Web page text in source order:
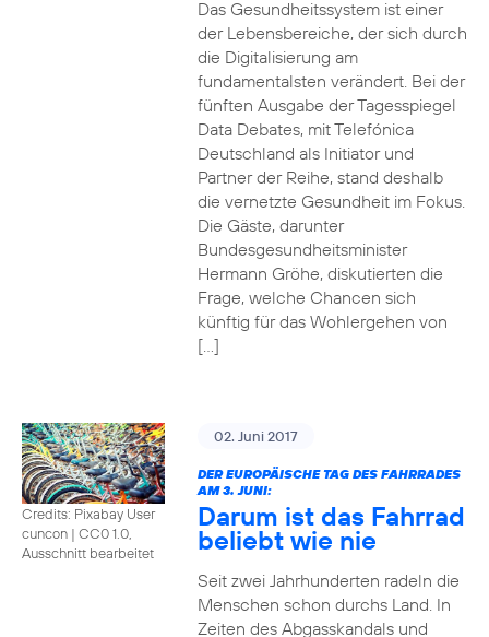
Das Gesundheitssystem ist einer
der Lebensbereiche, der sich durch
die Digitalisierung am
fundamentalsten verändert. Bei der
fünften Ausgabe der Tagesspiegel
Data Debates, mit Telefónica
Deutschland als Initiator und
Partner der Reihe, stand deshalb
die vernetzte Gesundheit im Fokus.
Die Gäste, darunter
Bundesgesundheitsminister
Hermann Gröhe, diskutierten die
Frage, welche Chancen sich
künftig für das Wohlergehen von
[…]
Credits: Pixabay User
cuncon | CC0 1.0,
Ausschnitt bearbeitet
02. Juni 2017
DER EUROPÄISCHE TAG DES FAHRRADES
AM 3. JUNI:
Darum ist das Fahrrad
beliebt wie nie
Seit zwei Jahrhunderten radeln die
Menschen schon durchs Land. In
Zeiten des Abgasskandals und